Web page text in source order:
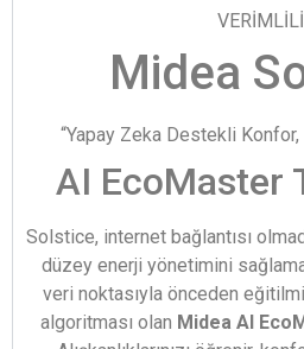
Midea
“Yapay Zeka Destekli
AI EcoMaster
Solstice, internet bağlantısı
düzey enerji yönetimini
veri noktasıyla önceden
algoritması olan Midea AI